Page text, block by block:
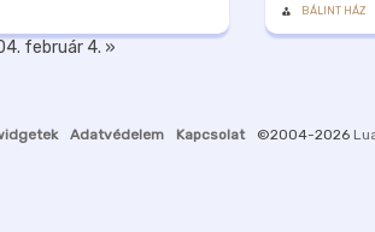
BÁLINT HÁZ
február 4. »
Adatvédelem Kapcsolat ©2004-2026